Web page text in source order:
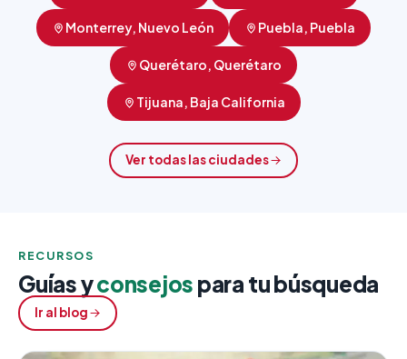
Monterrey, Nuevo León Puebla, Puebla
Querétaro, Querétaro
Tijuana, Baja California
Ver todas las ciudades
RECURSOS
Guías yconsejos para tu búsqueda
Ir al blog